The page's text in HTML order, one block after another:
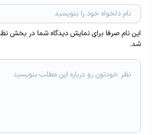
این نام صرفا برای نمایش دیدگاه شما در بخش
شد.